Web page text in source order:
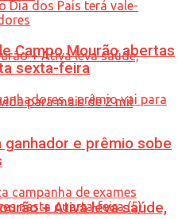
+ Ativa leva saúde,
Campo Mourão abertas
sexta-feira
ganhador e prêmio sobe